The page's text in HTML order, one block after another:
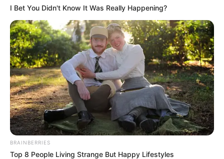
I Bet You Didn't Know It Was Really Happening?
BRAINBERRIES
Top 8 People Living Strange But Happy Lifestyles